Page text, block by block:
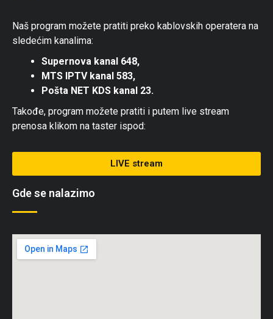
Naš program možete pratiti preko kablovskih operatera na
sledećim kanalima:
Supernova kanal 648,
MTS IPTV kanal 583,
Pošta NET KDS kanal 23.
Takođe, program možete pratiti i putem live stream
prenosa klikom na taster ispod:
LIVE stream
Gde se nalazimo